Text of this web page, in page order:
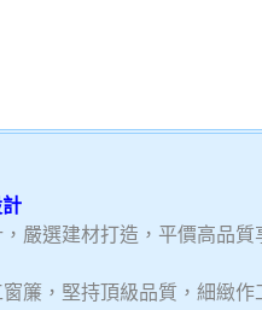
嚴選建材打造，平價高品
簾，堅持頂級品質，細緻